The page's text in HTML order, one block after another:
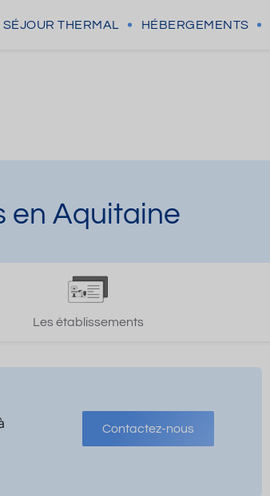
SÉJOUR THERMAL HÉBERGEMENTS
en Aquitaine
Les établissements
Contactez-nous